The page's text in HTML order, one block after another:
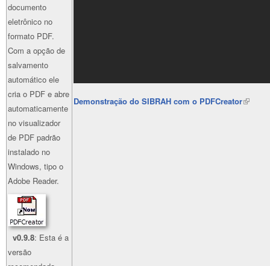
documento
eletrônico no
formato PDF.
Com a opção de
salvamento
automático ele
cria o PDF e abre
automaticamente
no visualizador
de PDF padrão
instalado no
Windows, tipo o
Adobe Reader.
v0.9.8: Esta é a
versão
Demonstração do SIBRAH com o PDFCreator(link is